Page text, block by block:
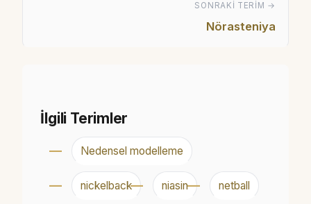
SONRAKI TERIM →
Nörasteniya
İlgili Terimler
Nedensel modelleme
nickelback niasin netball